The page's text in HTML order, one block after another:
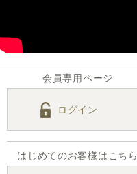
会員専用ページ
ログイン
はじめてのお客様はこちら